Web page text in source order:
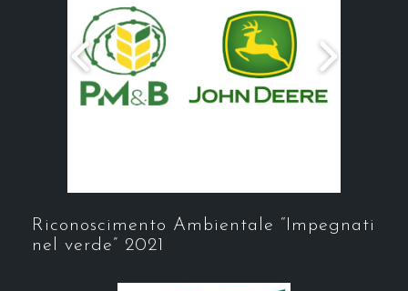
Riconoscimento Ambientale “Impegnati
nel verde” 2021